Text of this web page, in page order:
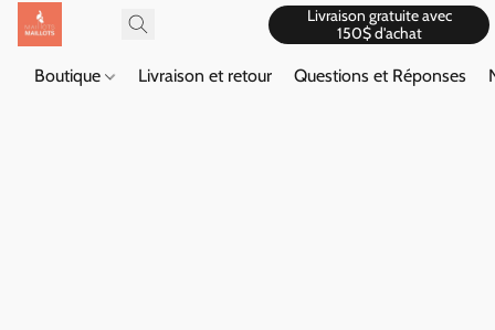
Livraison gratuite avec
150$ d'achat
Boutique Livraison et retour Questions et Réponses